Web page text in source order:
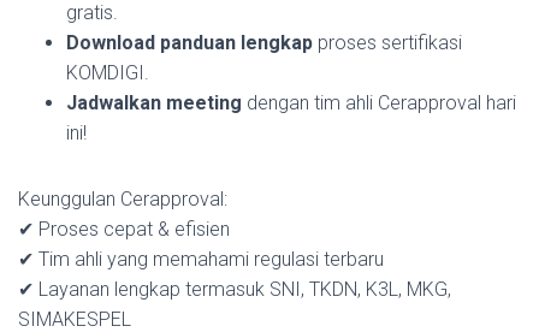
gratis.
Download panduan lengkap proses sertifikasi
KOMDIGI.
Jadwalkan meeting dengan tim ahli Cerapproval hari
ini!
Keunggulan Cerapproval:
✔ Proses cepat & efisien
✔ Tim ahli yang memahami regulasi terbaru
✔ Layanan lengkap termasuk SNI, TKDN, K3L, MKG,
SIMAKESPEL